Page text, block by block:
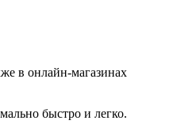
в онлайн-магазинах
быстро и легко.